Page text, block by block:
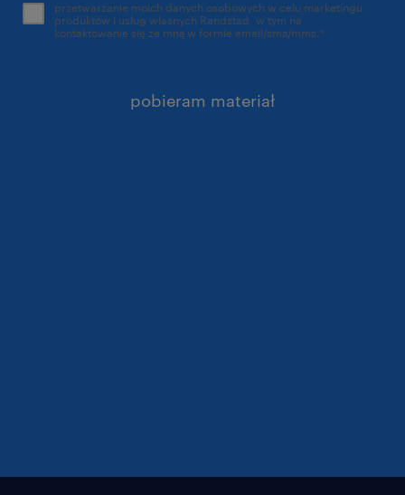
przetwarzanie moich danych osobowych w celu marketingu
produktów i usług własnych Randstad, w tym na
kontaktowanie się ze mną w formie email/sms/mms. *